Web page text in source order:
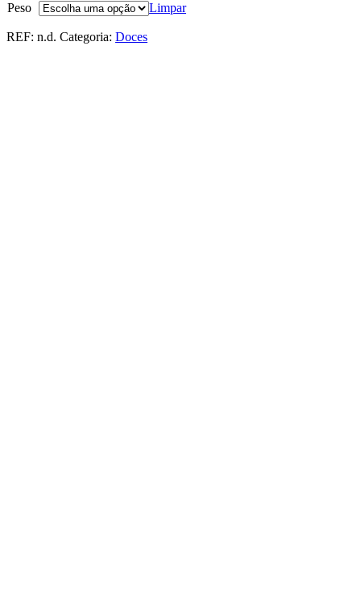
Peso
Limpar
REF: n.d. Categoria: Doces